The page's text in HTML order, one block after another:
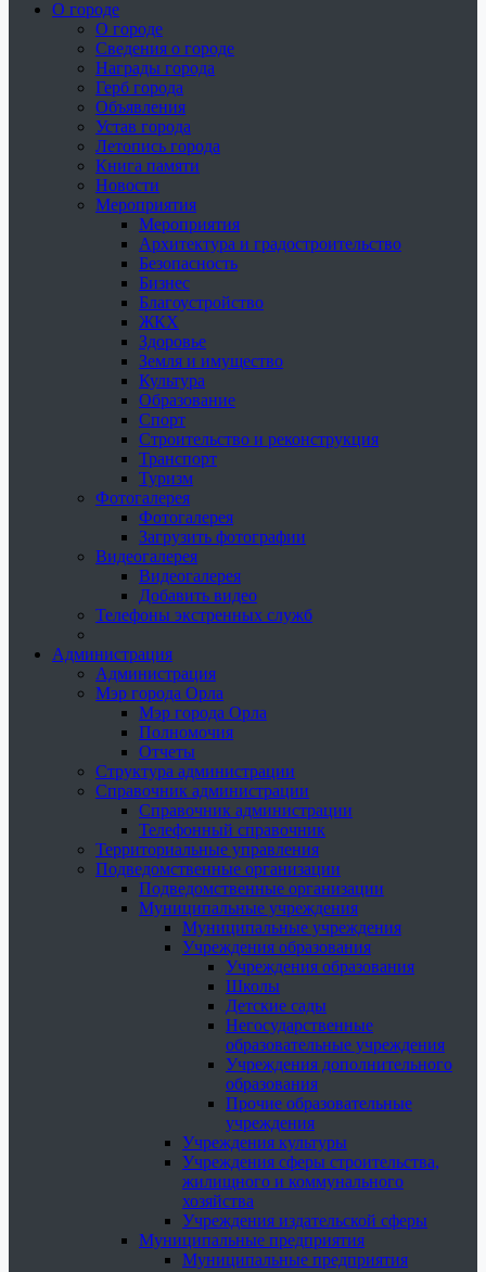
О городе
О городе
Сведения о городе
Награды города
Герб города
Объявления
Устав города
Летопись города
Книга памяти
Новости
Мероприятия
Мероприятия
Архитектура и градостроительство
Безопасность
Бизнес
Благоустройство
ЖКХ
Здоровье
Земля и имущество
Культура
Образование
Спорт
Строительство и реконструкция
Транспорт
Туризм
Фотогалерея
Фотогалерея
Загрузить фотографии
Видеогалерея
Видеогалерея
Добавить видео
Телефоны экстренных служб
Администрация
Администрация
Мэр города Орла
Мэр города Орла
Полномочия
Отчеты
Структура администрации
Справочник администрации
Справочник администрации
Телефонный справочник
Территориальные управления
Подведомственные организации
Подведомственные организации
Муниципальные учреждения
Муниципальные учреждения
Учреждения образования
Учреждения образования
Школы
Детские сады
Негосударственные
образовательные учреждения
Учреждения дополнительного
образования
Прочие образовательные
учреждения
Учреждения культуры
Учреждения сферы строительства,
жилищного и коммунального
хозяйства
Учреждения издательской сферы
Муниципальные предприятия
Муниципальные предприятия